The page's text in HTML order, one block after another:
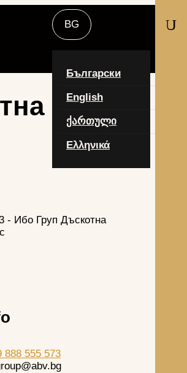
Български
English
ქართული
Ελληνικά
U
- Ибо Груп Дъскотна
888 555 573